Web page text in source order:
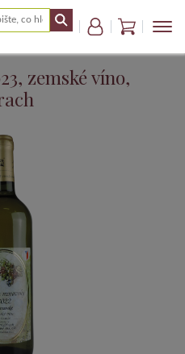
zemské víno,